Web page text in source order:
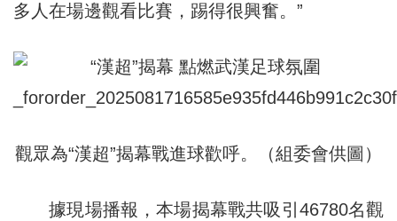
多人在場邊觀看比賽，踢得很興奮。”
觀眾為“漢超”揭幕戰進球歡呼。（組委會供圖）
據現場播報，本場揭幕戰共吸引46780名觀